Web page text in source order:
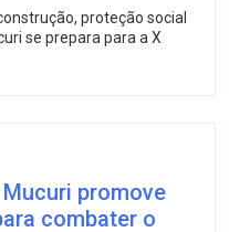
proteção social
se prepara para a X
Mucuri promove
combater o